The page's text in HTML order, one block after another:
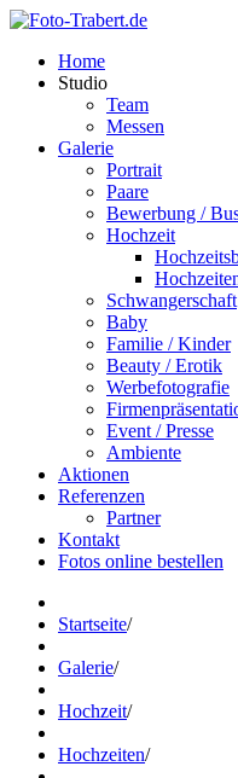
Home
Studio
Team
Messen
Galerie
Portrait
Paare
Bewerbung /
Hochzeit
Schwangerschaft
Baby
Familie / Kinder
Beauty / Erotik
Werbefotografie
Event / Presse
Ambiente
Aktionen
Referenzen
Partner
Kontakt
Fotos online bestellen
Startseite/
Galerie/
Hochzeit/
Hochzeiten/